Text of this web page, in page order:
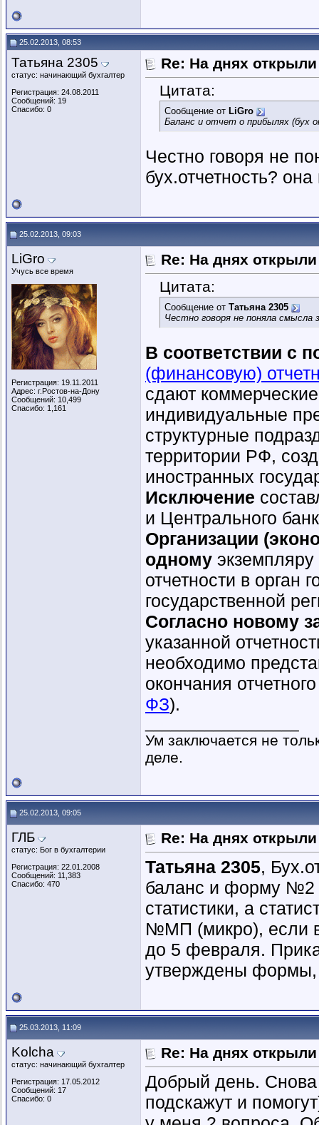
25.02.2013, 08:53
Татьяна 2305
статус: начинающий бухгалтер
Регистрация: 24.08.2011
Сообщений: 19
Спасибо: 0
Re: На днях
Цитата:
Сообщение от LiGro
Баланс и отчет о прибылях (бух
Честно говоря не
бух.отчетность?
25.02.2013, 09:03
LiGro
Учусь все время
Регистрация: 19.11.2011
Адрес: г.Ростов-на-Дону
Сообщений: 10,499
Спасибо: 1,161
Re: На днях
Цитата:
Сообщение от Татьяна 2305
Честно говоря не поняла
В соответствии с
(финансовую)
сдают
индивидуальные
структурные
территории РФ,
иностранных
Исключение
и Центрального
Организации
одному экземпляру
отчетности в орган
государственной
Согласно новому
указанной
необходимо
окончания
ФЗ).
Ум заключается не
деле.
25.02.2013, 09:05
ГЛБ
статус: Бог в бухгалтерии
Регистрация: 22.01.2008
Сообщений: 11,383
Спасибо: 470
Re: На днях
Татьяна 2305,
баланс и форму №2
статистики, а
№МП (микро), если
до 5 февраля.
утверждены формы,
25.03.2013, 11:09
Kolcha
статус: начинающий бухгалтер
Регистрация: 17.05.2012
Сообщений: 17
Спасибо: 0
Re: На днях
Добрый день.
подскажут и